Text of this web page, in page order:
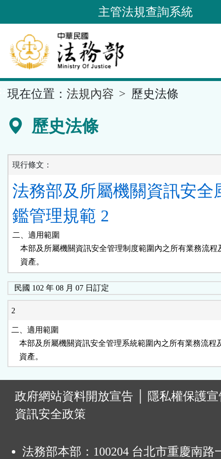
到
要
內
容
區
主管法規查詢系統
現在位置： 法規內容 歷史法條
歷史法條
現行條文：
法務部及所屬機關資訊安全
鑑管理規範 2
二、適用範圍
本部及所屬機關資訊安全管理制度範圍內之所有業務流程
    資產。
民國 102 年 08 月 07 日訂定
2
二、適用範圍
本部及所屬機關資訊安全管理系統範圍內之所有業務流程
    資產。
政府網站資料開放宣告
隱私權保護
資訊安全政策
法務部本部：100204 台北市重慶南路